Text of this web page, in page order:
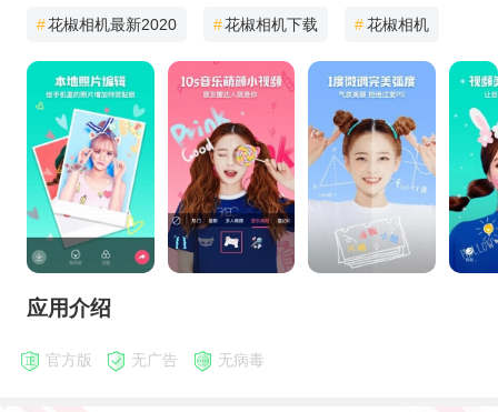
#花椒相机最新2020 #花椒相机下载 #花椒相机
应用介绍
官方版 无广告 无病毒